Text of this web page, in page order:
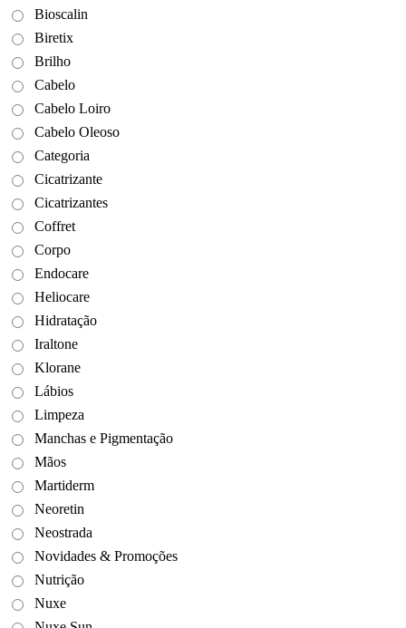
Bioscalin
Biretix
Brilho
Cabelo
Cabelo Loiro
Cabelo Oleoso
Categoria
Cicatrizante
Cicatrizantes
Coffret
Corpo
Endocare
Heliocare
Hidratação
Iraltone
Klorane
Lábios
Limpeza
Manchas e Pigmentação
Mãos
Martiderm
Neoretin
Neostrada
Novidades & Promoções
Nutrição
Nuxe